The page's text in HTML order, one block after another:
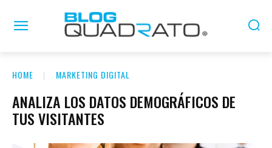
HOME MARKETING DIGITAL
ANALIZA LOS DATOS DEMOGRÁFICOS DE
TUS VISITANTES